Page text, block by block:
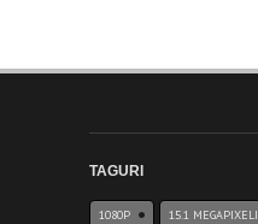
TAGURI
1080P 15.1 MEGAPIXELI